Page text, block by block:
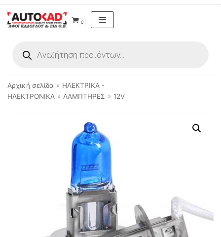
Μεταπηδήστε
στο
0
Αρχική σελίδα » ΗΛΕΚΤΡΙΚΑ -
ΗΛΕΚΤΡΟΝΙΚΑ » ΛΑΜΠΤΗΡΕΣ » 12V